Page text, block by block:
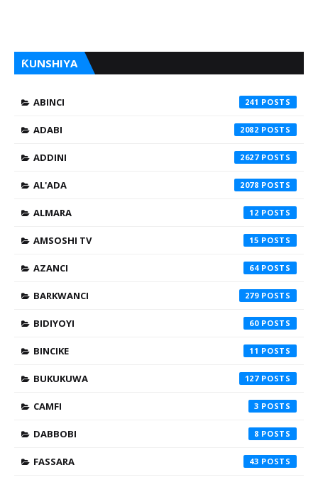
ƘUNSHIYA
ABINCI 241
ADABI 2082
ADDINI 2627
AL'ADA 2078
ALMARA 12
AMSOSHI TV 15
AZANCI 64
BARKWANCI 279
BIDIYOYI 60
BINCIKE 11
BUKUKUWA 127
CAMFI 3
DABBOBI 8
FASSARA 43